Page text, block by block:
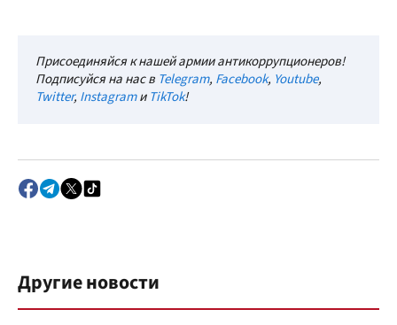
Присоединяйся к нашей армии антикоррупционеров!
Подписуйся на нас в Telegram, Facebook, Youtube,
Twitter, InstagramиTikTok!
Другие новости